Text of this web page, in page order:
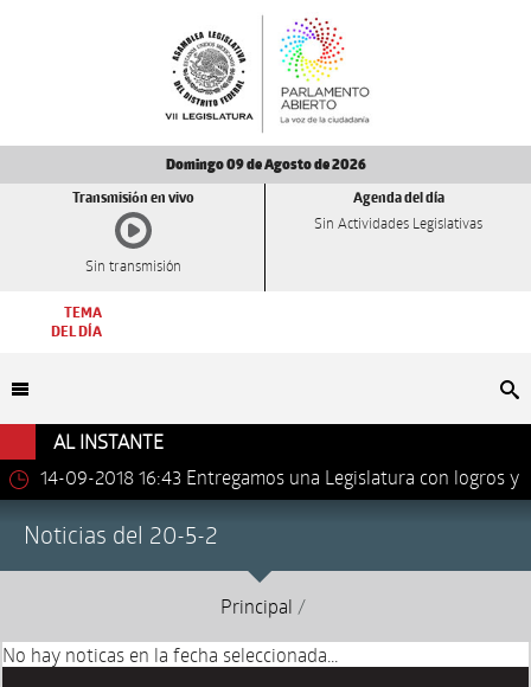
Domingo 09 de Agosto de 2026
Transmisión en vivo
Sin transmisión
Agenda del día
Sin Actividades Legislativas
TEMA
DEL DÍA
AL INSTANTE
14-09-2018 16:43 Entregamos una Legislatura con logros y
Noticias del 20-5-2
Principal /
No hay noticas en la fecha seleccionada...